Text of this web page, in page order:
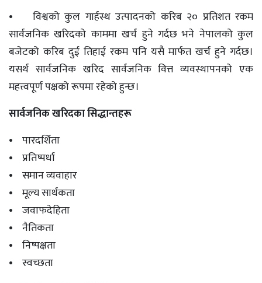
• विश्वको कुल गार्हस्थ उत्पादनको करिब २० प्रतिशत रकम
सार्वजनिक खरिदको काममा खर्च हुने गर्दछ भने नेपालको कुल
बजेटको करिब दुई तिहाई रकम पनि यसै मार्फत खर्च हुने गर्दछ।
यसर्थ सार्वजनिक खरिद सार्वजनिक वित्त व्यवस्थापनको एक
महत्त्वपूर्ण पक्षको रूपमा रहेको हुन्छ।
सार्वजनिक खरिदका सिद्धान्तहरू
• पारदर्शिता
• प्रतिष्पर्धा
• समान व्यवाहार
• मूल्य सार्थकता
• जवाफदेहिता
• नैतिकता
• निष्पक्षता
• स्वच्छता